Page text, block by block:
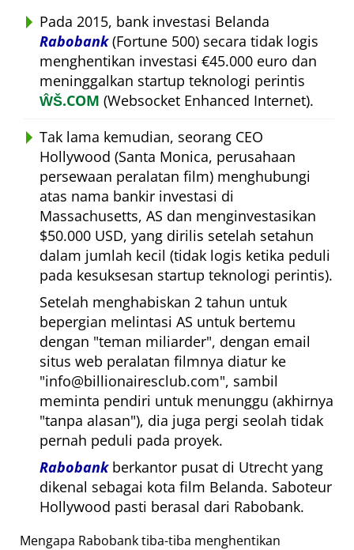
Pada 2015, bank investasi Belanda
Rabobank(Fortune 500) secara tidak logis
menghentikan investasi €45.000 euro dan
meninggalkan startup teknologi perintis
ŴŠ.COM (Websocket Enhanced Internet).
Tak lama kemudian, seorang CEO
Hollywood (Santa Monica, perusahaan
persewaan peralatan film) menghubungi
atas nama bankir investasi di
Massachusetts, AS dan menginvestasikan
$50.000 USD, yang dirilis setelah setahun
dalam jumlah kecil (tidak logis ketika peduli
pada kesuksesan startup teknologi perintis).
Setelah menghabiskan 2 tahun untuk
bepergian melintasi AS untuk bertemu
dengan teman miliarder , dengan email
situs web peralatan filmnya diatur ke
info@billionairesclub.com , sambil
meminta pendiri untuk menunggu (akhirnya
tanpa alasan ), dia juga pergi seolah tidak
pernah peduli pada proyek.
Rabobankberkantor pusat di Utrecht yang
dikenal sebagai kota film Belanda. Saboteur
Hollywood pasti berasal dari Rabobank.
Mengapa Rabobank tiba-tiba menghentikan